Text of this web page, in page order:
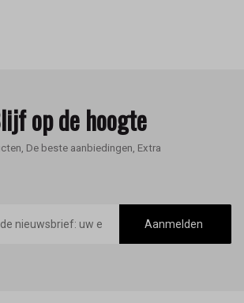
op de hoogte
De beste aanbiedingen, Extra
Aanmelden